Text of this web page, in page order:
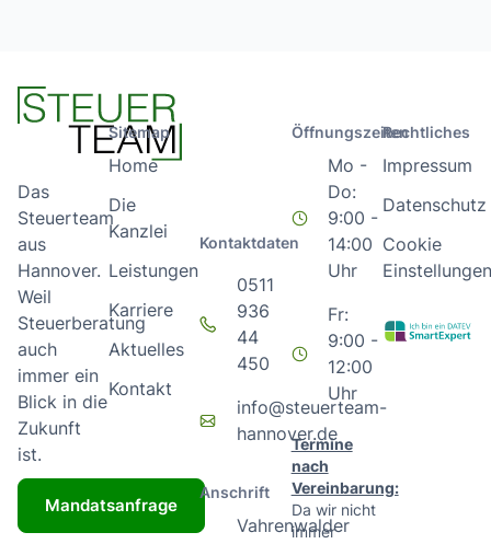
Das
Steuerteam
aus
Hannover.
Weil
Steuerberatung
auch
immer ein
Blick in die
Zukunft
ist.
Mandatsanfrage
Sitemap
Home
Die
Kanzlei
Leistungen
Karriere
Aktuelles
Kontakt
Kontaktdaten
0511
936
44
450
info@steuerteam-
hannover.de
Anschrift
Vahrenwalder
Öffnungszeiten
Mo -
Do:
9:00 -
14:00
Uhr
Fr:
9:00 -
12:00
Uhr
Termine
nach
Vereinbarung:
Da wir nicht
immer
Rechtliches
Impressum
Datenschutz
Cookie
Einstellungen